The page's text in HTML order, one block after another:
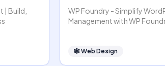
| Build,
WP Foundry - Simplify
Management with WP
🕸Web Design